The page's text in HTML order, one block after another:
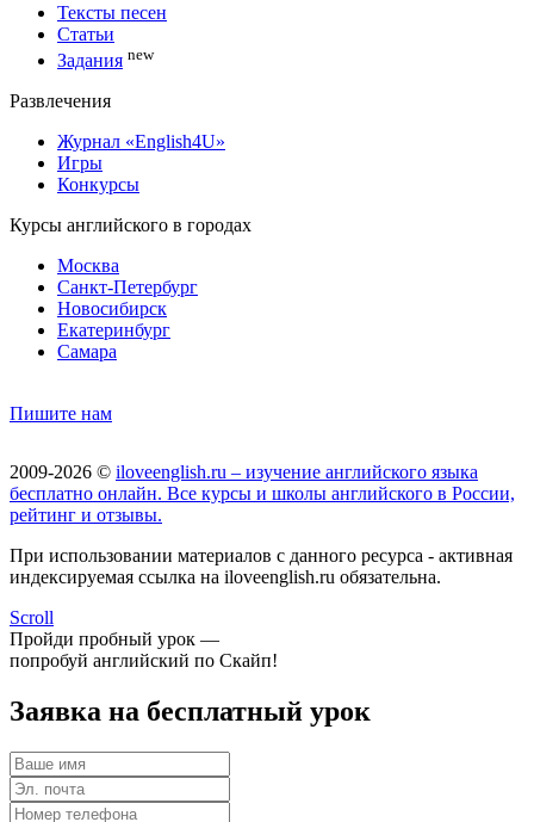
Тексты песен
Статьи
Задания new
Развлечения
Журнал «English4U»
Игры
Конкурсы
Курсы английского в городах
Москва
Санкт-Петербург
Новосибирск
Екатеринбург
Самара
Пишите нам
2009-2026 © iloveenglish.ru – изучение английского языка
бесплатно онлайн. Все курсы и школы английского в России,
рейтинг и отзывы.
При использовании материалов с данного ресурса - активная
индексируемая ссылка на iloveenglish.ru обязательна.
Scroll
Пройди пробный урок —
попробуй английский по Скайп!
Заявка на бесплатный урок